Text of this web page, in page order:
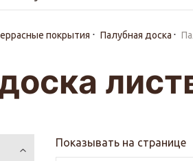
покрытия Палубная доска
Показывать на странице